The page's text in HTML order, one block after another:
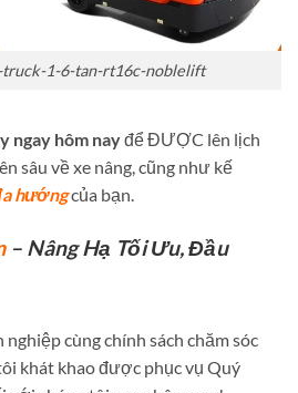
truck-1-6-tan-rt16c-noblelift
ngay hôm nayđể ĐƯỢC lên lịch
sâu về xe nâng, cũng như kế
hướngcủa bạn.
– Nâng Hạ Tối Ưu, Đầu
cùng chính sách chăm sóc
khát khao được phục vụ Quý